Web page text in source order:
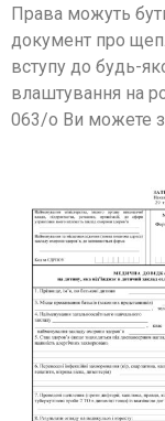
Права можуть
документ про
вступу до будь-
влаштування на
063/о Ви можете